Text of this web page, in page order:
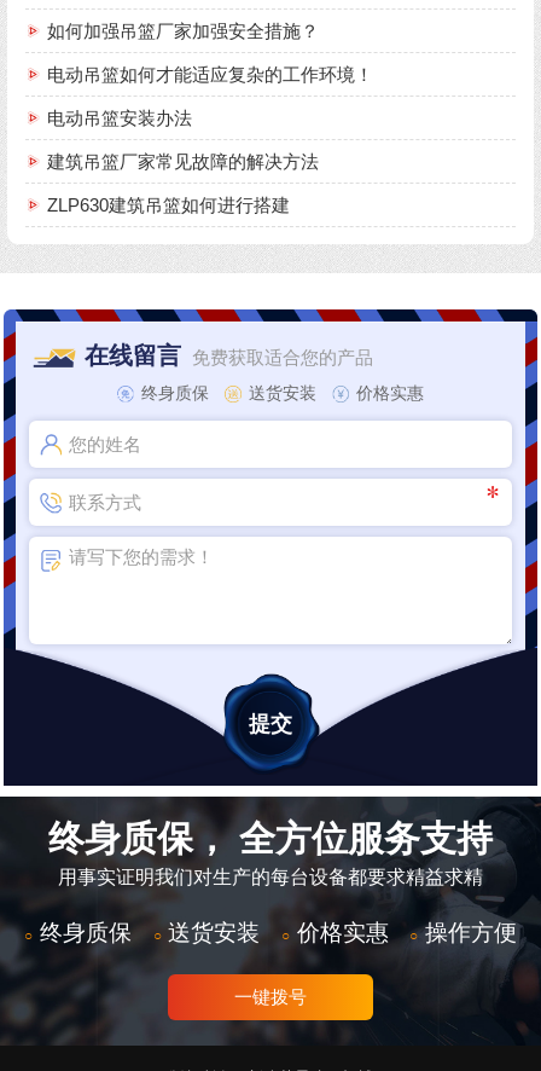
如何加强吊篮厂家加强安全措施？
电动吊篮如何才能适应复杂的工作环境！
电动吊篮安装办法
建筑吊篮厂家常见故障的解决方法
ZLP630建筑吊篮如何进行搭建
在线留言 免费获取适合您的产品
终身质保 送货安装 价格实惠
终身质保， 全方位服务支持
用事实证明我们对生产的每台设备都要求精益求精
○ 终身质保 ○ 送货安装 ○ 价格实惠 ○ 操作方便
一键拨号